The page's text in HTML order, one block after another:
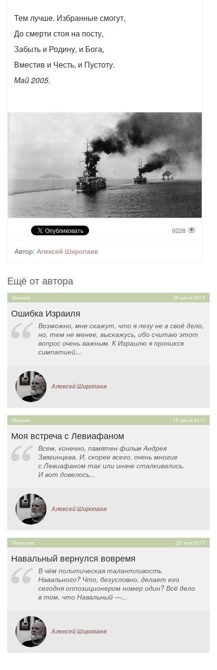
Тем лучше. Избранные смогут,
До смерти стоя на посту,
Забыть и Родину, и Бога,
Вместив и Честь, и Пустоту.
Май 2005.
9228
Автор: Алексей Широпаев
Ещё от автора
Мнения 29 июля 2017
Ошибка Израиля
Возможно, мне скажут, что я лезу не в своё дело,
но, тем не менее, выскажусь, ибо считаю этот
вопрос очень важным. К Израилю я проникся
симпатией...
Алексей Широпаев
Мнения 15 июля 2017
Моя встреча с Левиафаном
Всем, конечно, памятен фильм Андрея
Звягинцева. И, скорее всего, очень многие
с Левиафаном так или иначе сталкивались.
И вот довелось...
Алексей Широпаев
Политика 22 мая 2017
Навальный вернулся вовремя
В чём политическая талантливость
Навального? Что, безусловно, делает его
сегодня оппозиционером номер один? Всё дело
в том, что Навальный —...
Алексей Широпаев